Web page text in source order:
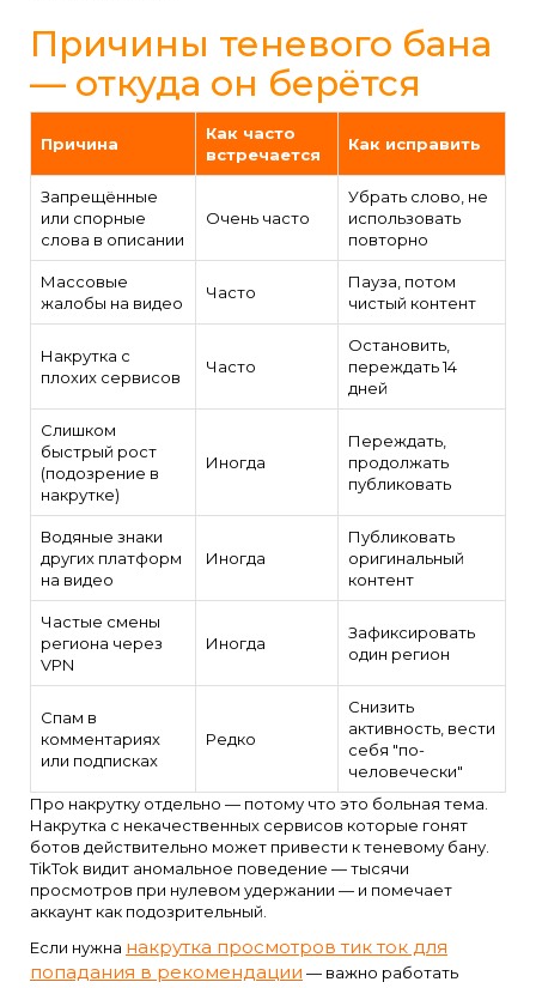
Причины теневого бана
— откуда он берётся
Причина
Как часто
встречается
Как исправить
Запрещённые
или спорные
слова в описании
Очень часто
Убрать слово, не
использовать
повторно
Массовые
жалобы на видео
Часто
Пауза, потом
чистый контент
Накрутка с
плохих сервисов
Часто
Остановить,
переждать 14
дней
Слишком
быстрый рост
(подозрение в
накрутке)
Иногда
Переждать,
продолжать
публиковать
Водяные знаки
других платформ
на видео
Иногда
Публиковать
оригинальный
контент
Частые смены
региона через
VPN
Иногда
Зафиксировать
один регион
Спам в
комментариях
или подписках
Редко
Снизить
активность, вести
себя "по-
человечески"
Про накрутку отдельно — потому что это больная тема.
Накрутка с некачественных сервисов которые гонят
ботов действительно может привести к теневому бану.
TikTok видит аномальное поведение — тысячи
просмотров при нулевом удержании — и помечает
аккаунт как подозрительный.
Если нужна накрутка просмотров тик ток для
попадания в рекомендации — важно работать